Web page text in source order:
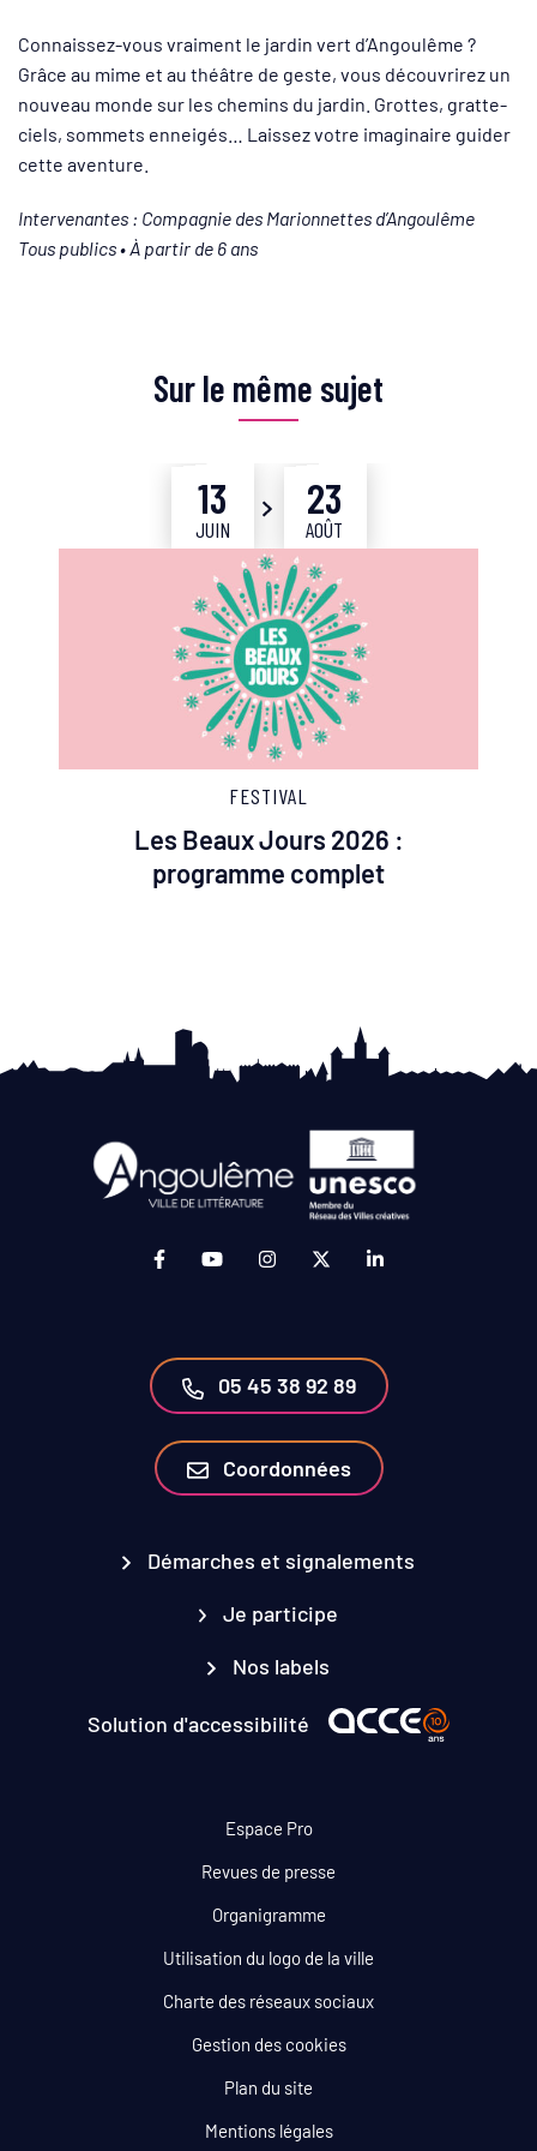
Connaissez-vous vraiment le jardin vert d’Angoulême ?
Grâce au mime et au théâtre de geste, vous découvrirez un
nouveau monde sur les chemins du jardin. Grottes, gratte-
ciels, sommets enneigés… Laissez votre imaginaire guider
cette aventure.
Intervenantes : Compagnie des Marionnettes d’Angoulême
Tous publics • À partir de 6 ans
Sur le même sujet
Du
13
JUIN
23
AOÛT
FESTIVAL
Les Beaux Jours 2026 :
programme complet
Lien vers le compte Facebook (ouverture
Lien vers la chaîne Youtube
Lien vers le compte
Lien vers le compte
Lien vers le
05 45 38 92 89
Coordonnées
Démarches et signalements
Je participe
Nos labels
Solution d'accessibilité
Espace Pro
Revues de presse
Organigramme
Utilisation du logo de la ville
Charte des réseaux sociaux
Gestion des cookies
Plan du site
Mentions légales